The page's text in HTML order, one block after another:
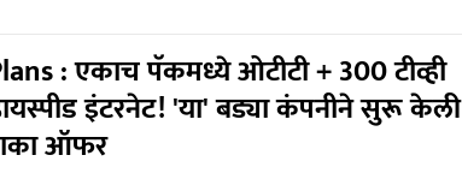
: एकाच पॅकमध्ये ओटीटी + 300 टीव्ही
इंटरनेट! 'या' बड्या कंपनीने सुरू केली
ऑफर